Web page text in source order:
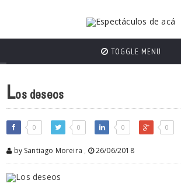
TOGGLE MENU
Los deseos
0 0 0 0
by Santiago Moreira , 26/06/2018